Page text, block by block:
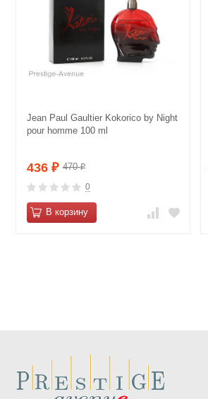
Jean Paul Gaultier Kokorico by Night
pour homme 100 ml
436 ₽ 470₽
0
В корзину